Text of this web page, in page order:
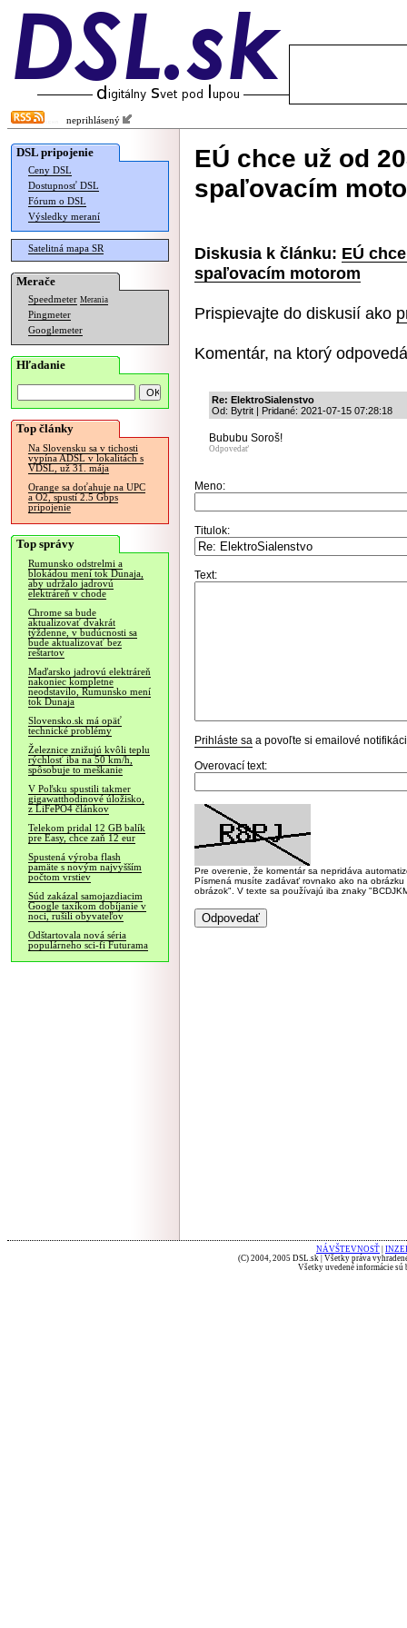
neprihlásený
DSL pripojenie
Ceny DSL
Dostupnosť DSL
Fórum o DSL
Výsledky meraní
Satelitná mapa SR
Merače
Speedmeter Merania
Pingmeter
Googlemeter
Hľadanie
Top články
Na Slovensku sa v tichosti
vypína ADSL v lokalitách s
VDSL, už 31. mája
Orange sa doťahuje na UPC
a O2, spustí 2.5 Gbps
pripojenie
Top správy
Rumunsko odstrelmi a
blokádou mení tok Dunaja,
aby udržalo jadrovú
elektráreň v chode
Chrome sa bude
aktualizovať dvakrát
týždenne, v budúcnosti sa
bude aktualizovať bez
reštartov
Maďarsko jadrovú elektráreň
nakoniec kompletne
neodstavilo, Rumunsko mení
tok Dunaja
Slovensko.sk má opäť
technické problémy
Železnice znižujú kvôli teplu
rýchlosť iba na 50 km/h,
spôsobuje to meškanie
V Poľsku spustili takmer
gigawatthodinové úložisko,
z LiFePO4 článkov
Telekom pridal 12 GB balík
pre Easy, chce zaň 12 eur
Spustená výroba flash
pamäte s novým najvyšším
počtom vrstiev
Súd zakázal samojazdiacim
Google taxíkom dobíjanie v
noci, rušili obyvateľov
Odštartovala nová séria
populárneho sci-fi Futurama
EÚ chce už od
spaľovacím
Diskusia k článku: EÚ
spaľovacím motorom
Prispievajte do diskusií ako
Komentár, na ktorý
Re: ElektroSialenstvo
Od: Bytrit | Pridané: 2021-07-15 07:28:18
Bububu Soroš!
Odpovedať
Meno:
Titulok:
Text:
Prihláste sa a povoľte si emailové
Overovací text:
Pre overenie, že komentár sa nepridáva
Písmená musíte zadávať rovnako ako na
obrázok". V texte sa používajú iba znaky
NÁVŠTEVNOSŤ
(C) 2004, 2005 DSL.sk | Všetky práva
Všetky uvedené informácie sú